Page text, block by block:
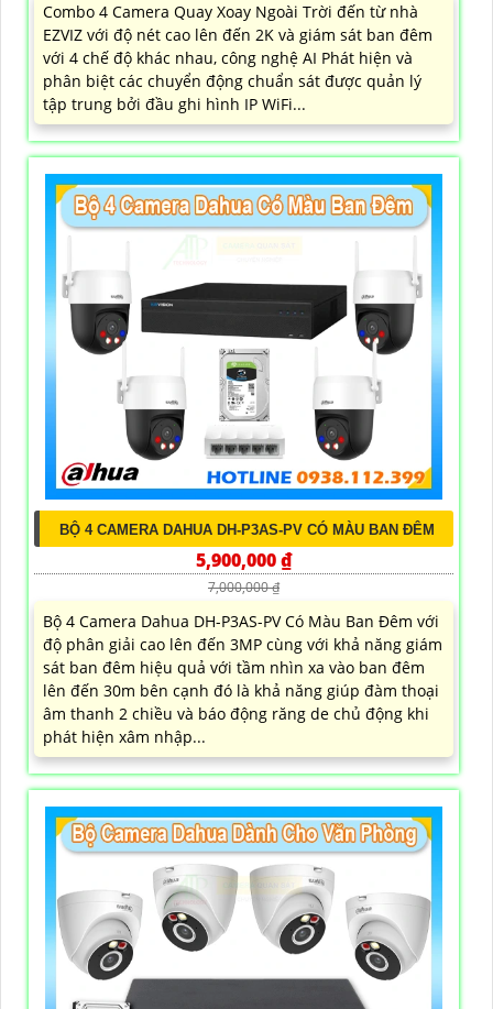
Combo 4 Camera Quay Xoay Ngoài Trời đến từ nhà
EZVIZ với độ nét cao lên đến 2K và giám sát ban đêm
với 4 chế độ khác nhau, công nghệ AI Phát hiện và
phân biệt các chuyển động chuẩn sát được quản lý
tập trung bởi đầu ghi hình IP WiFi...
BỘ 4 CAMERA DAHUA DH-P3AS-PV CÓ MÀU BAN ĐÊM
5,900,000 ₫
7,000,000 ₫
Bộ 4 Camera Dahua DH-P3AS-PV Có Màu Ban Đêm với
độ phân giải cao lên đến 3MP cùng với khả năng giám
sát ban đêm hiệu quả với tầm nhìn xa vào ban đêm
lên đến 30m bên cạnh đó là khả năng giúp đàm thoại
âm thanh 2 chiều và báo động răng de chủ động khi
phát hiện xâm nhập...